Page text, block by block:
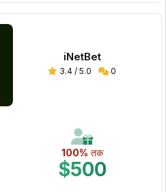
iNetBet
3.4 / 5.0 0
100% तक
$500